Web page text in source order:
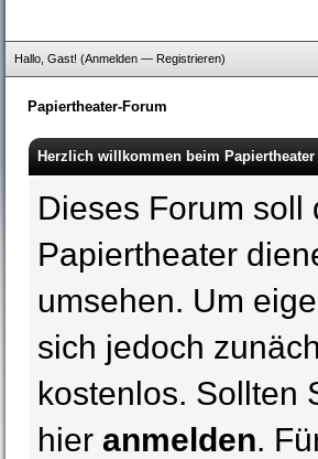
Hallo, Gast! (Anmelden — Registrieren)
Papiertheater-Forum
Herzlich willkommen beim Papiertheater
Dieses Forum soll
Papiertheater
umsehen. Um
sich jedoch
kostenlos. Sollten
hier anmelden.